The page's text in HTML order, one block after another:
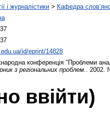
і журналістики > Кафедра
id/eprint/14828
конференція "Проблеми
з регіональних проблем. . 2002.
ввійти)